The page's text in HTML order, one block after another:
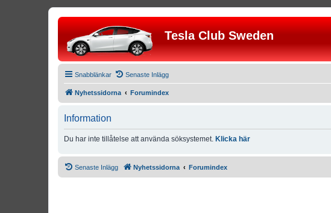
Tesla Club Sweden
Snabblänkar Senaste Inlägg
Nyhetssidorna Forumindex
Information
Du har inte tillåtelse att använda söksystemet. Klicka här
Senaste Inlägg Nyhetssidorna Forumindex